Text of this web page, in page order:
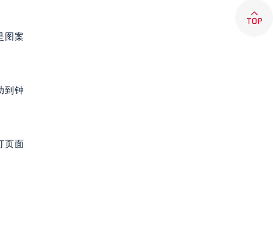
图案
到钟
页面
